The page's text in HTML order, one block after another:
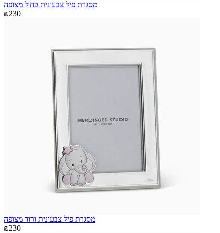
מסגרת פיל צבעונית כחול מצופה
₪230
מסגרת פיל צבעונית ורוד מצופה
₪230